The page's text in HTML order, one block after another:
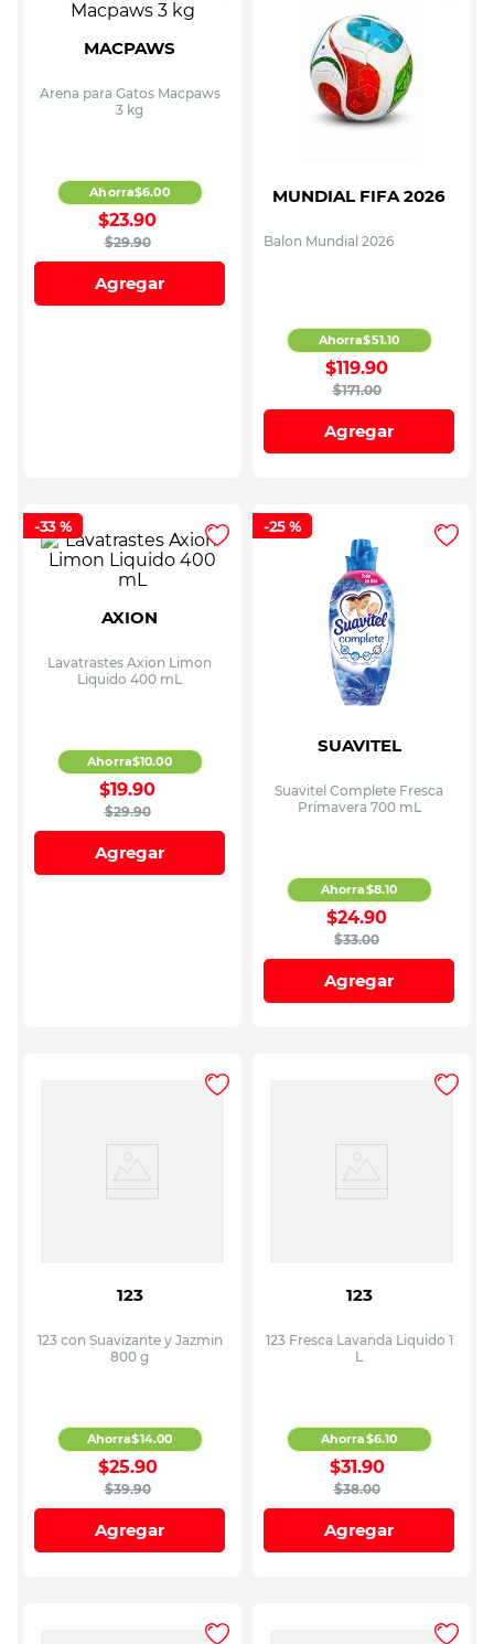
MACPAWS
Arena para Gatos Macpaws
3 kg
$29.90
$23.90
Ahorra$6.00
Agregar
MUNDIAL FIFA 2026
Balon Mundial 2026
$171.00
$119.90
Ahorra$51.10
Agregar
-33 %
AXION
Lavatrastes Axion Limon
Liquido 400 mL
$29.90
$19.90
Ahorra$10.00
Agregar
-25 %
SUAVITEL
Suavitel Complete Fresca
Primavera 700 mL
$33.00
$24.90
Ahorra$8.10
Agregar
123
123 con Suavizante y Jazmin
800 g
$39.90
$25.90
Ahorra$14.00
Agregar
123
123 Fresca Lavanda Liquido 1
L
$38.00
$31.90
Ahorra$6.10
Agregar